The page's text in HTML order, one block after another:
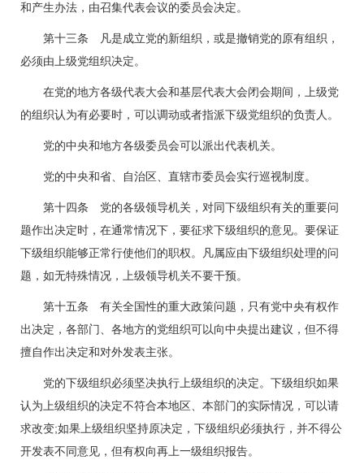
和产生办法，由召集代表会议的委员会决定。
第十三条 凡是成立党的新组织，或是撤销党的原有组织，
必须由上级党组织决定。
在党的地方各级代表大会和基层代表大会闭会期间，上级党
的组织认为有必要时，可以调动或者指派下级党组织的负责人。
党的中央和地方各级委员会可以派出代表机关。
党的中央和省、自治区、直辖市委员会实行巡视制度。
第十四条 党的各级领导机关，对同下级组织有关的重要问
题作出决定时，在通常情况下，要征求下级组织的意见。要保证
下级组织能够正常行使他们的职权。凡属应由下级组织处理的问
题，如无特殊情况，上级领导机关不要干预。
第十五条 有关全国性的重大政策问题，只有党中央有权作
出决定，各部门、各地方的党组织可以向中央提出建议，但不得
擅自作出决定和对外发表主张。
党的下级组织必须坚决执行上级组织的决定。下级组织如果
认为上级组织的决定不符合本地区、本部门的实际情况，可以请
求改变;如果上级组织坚持原决定，下级组织必须执行，并不得公
开发表不同意见，但有权向再上一级组织报告。